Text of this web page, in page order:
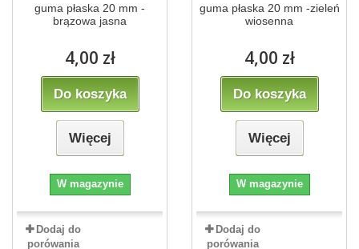
guma płaska 20 mm -
brązowa jasna
4,00 zł
Do koszyka
Więcej
W magazynie
Dodaj do
porówania
guma płaska 20 mm -zieleń
wiosenna
4,00 zł
Do koszyka
Więcej
W magazynie
Dodaj do
porówania